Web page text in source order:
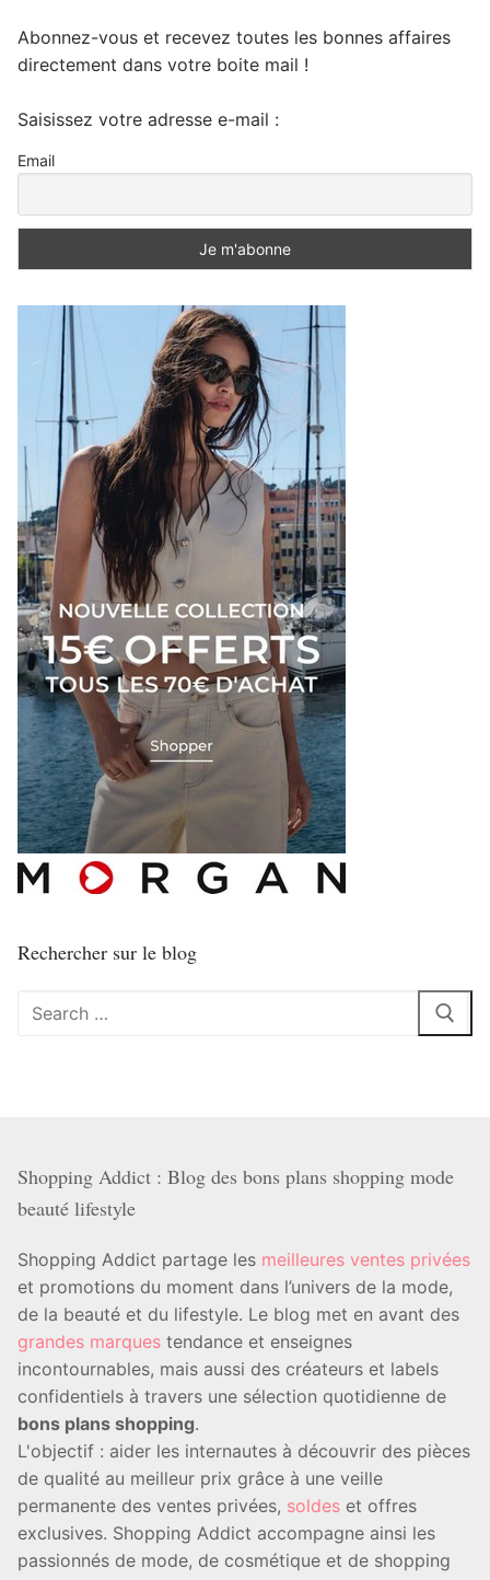
Abonnez-vous et recevez toutes les bonnes affaires
directement dans votre boite mail !
Saisissez votre adresse e-mail :
Email
Rechercher sur le blog
Rechercher
Shopping Addict : Blog des bons plans shopping mode
beauté lifestyle
Shopping Addict partage les meilleures ventes privées
et promotions du moment dans l’univers de la mode,
de la beauté et du lifestyle. Le blog met en avant des
grandes marques tendance et enseignes
incontournables, mais aussi des créateurs et labels
confidentiels à travers une sélection quotidienne de
bons plans shopping.
L'objectif : aider les internautes à découvrir des pièces
de qualité au meilleur prix grâce à une veille
permanente des ventes privées, soldes et offres
exclusives. Shopping Addict accompagne ainsi les
passionnés de mode, de cosmétique et de shopping